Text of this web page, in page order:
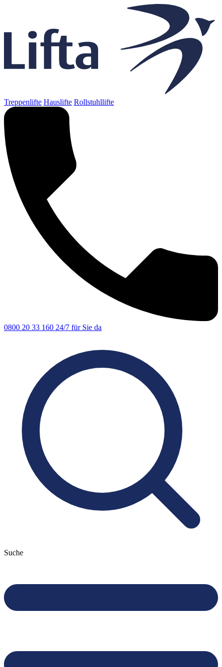
Treppenlifte Hauslifte Rollstuhllifte
0800 20 33 160 24/7 für Sie da
Suche